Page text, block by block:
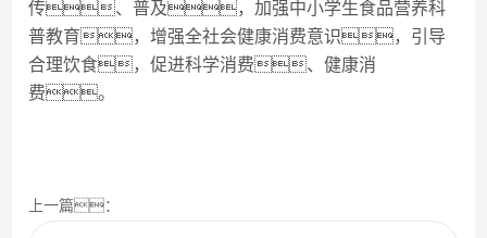
传、普及，加强中小学生食品营养科
普教育，增强全社会健康消费意识，引导
合理饮食，促进科学消费、健康消
费。
上一篇：